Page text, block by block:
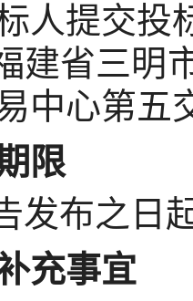
人提交投
建省三明
中心第五
限
发布之日
充事宜